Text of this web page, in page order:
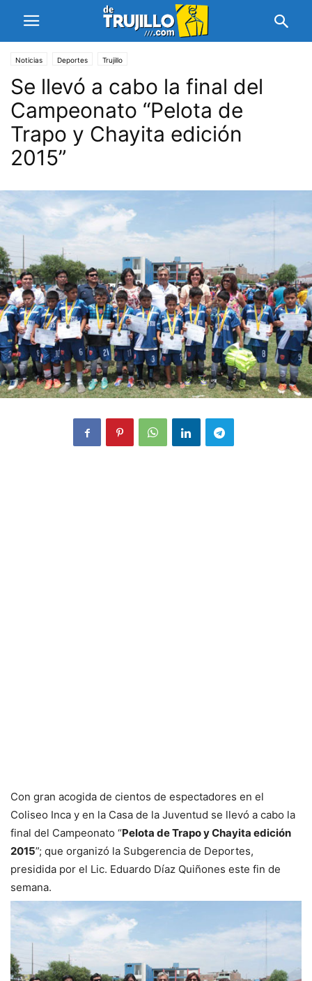
Noticias Deportes Trujillo
Se llevó a cabo la final del
Campeonato “Pelota de
Trapo y Chayita edición
2015”
Con gran acogida de cientos de espectadores en el
Coliseo Inca y en la Casa de la Juventud se llevó a cabo la
final del Campeonato “Pelota de Trapo y Chayita edición
2015”; que organizó la Subgerencia de Deportes,
presidida por el Lic. Eduardo Díaz Quiñones este fin de
semana.